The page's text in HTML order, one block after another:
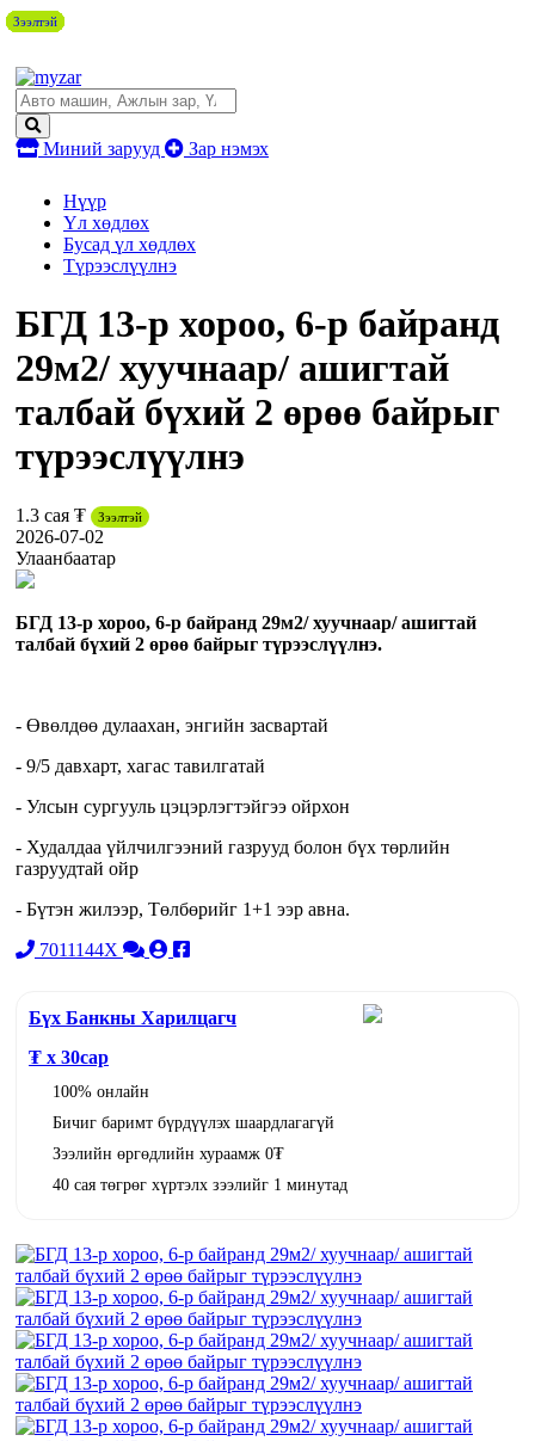
Миний зарууд Зар нэмэх
Нүүр
Үл хөдлөх
Бусад үл хөдлөх
Түрээслүүлнэ
БГД 13-р хороо, 6-р байранд
29м2/ хуучнаар/ ашигтай
талбай бүхий 2 өрөө байрыг
түрээслүүлнэ
1.3 сая ₮ Зээлтэй
2026-07-02
Улаанбаатар
БГД 13-р хороо, 6-р байранд 29м2/ хуучнаар/ ашигтай
талбай бүхий 2 өрөө байрыг түрээслүүлнэ.
- Өвөлдөө дулаахан, энгийн засвартай
- 9/5 давхарт, хагас тавилгатай
- Улсын сургууль цэцэрлэгтэйгээ ойрхон
- Худалдаа үйлчилгээний газрууд болон бүх төрлийн
газруудтай ойр
- Бүтэн жилээр, Төлбөрийг 1+1 ээр авна.
7011144X
Бүх Банкны Харилцагч
₮ x 30сар
100% онлайн
Бичиг баримт бүрдүүлэх шаардлагагүй
Зээлийн өргөдлийн хураамж 0₮
40 сая төгрөг хүртэлх зээлийг 1 минутад
Зээлтэй
Зээлтэй
Зээлтэй
Зээлтэй
Зээлтэй
Зээлтэй
Зээлтэй
Зээлтэй
Зээлтэй
Зээлтэй
Зээлтэй